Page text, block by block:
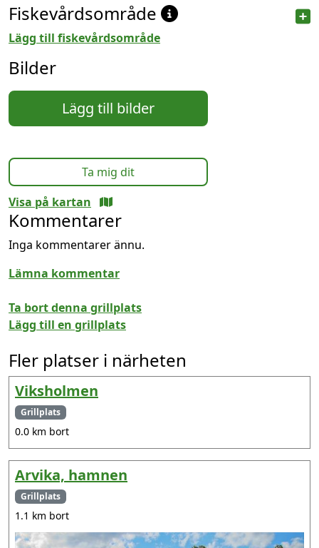
Fiskevårdsområde
Lägg till fiskevårdsområde
Bilder
Lägg till bilder
Ta mig dit
Visa på kartan
Kommentarer
Inga kommentarer ännu.
Lämna kommentar
Ta bort denna grillplats
Lägg till en grillplats
Fler platser i närheten
Viksholmen
Grillplats
0.0 km bort
Arvika, hamnen
Grillplats
1.1 km bort